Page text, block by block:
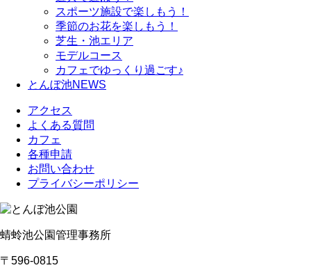
スポーツ施設で楽しもう！
季節のお花を楽しもう！
芝生・池エリア
モデルコース
カフェでゆっくり過ごす♪
とんぼ池NEWS
アクセス
よくある質問
カフェ
各種申請
お問い合わせ
プライバシーポリシー
蜻蛉池公園管理事務所
〒596-0815